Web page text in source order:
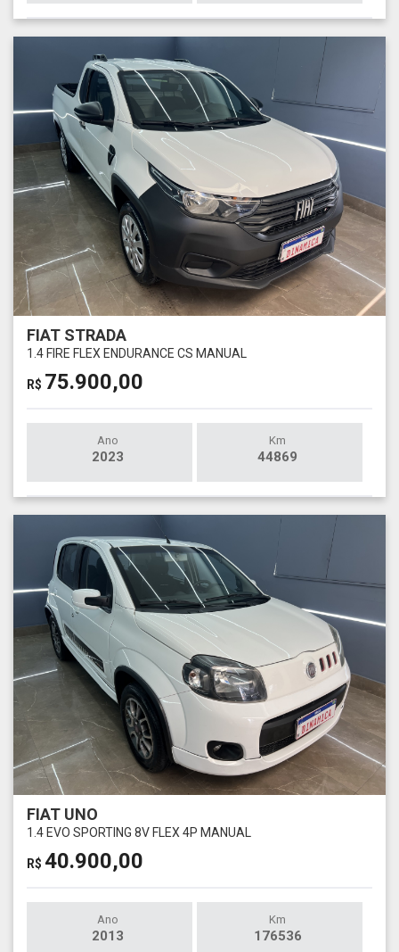
FIAT STRADA
1.4 FIRE FLEX ENDURANCE CS MANUAL
R$ 75.900,00
Ano
2023
Km
44869
FIAT UNO
1.4 EVO SPORTING 8V FLEX 4P MANUAL
R$ 40.900,00
Ano
2013
Km
176536